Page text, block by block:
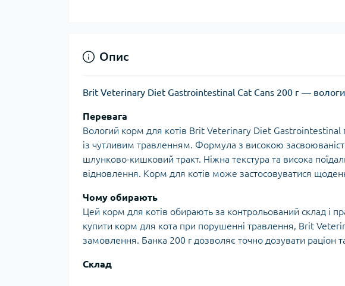
Опис
Brit Veterinary Diet Gastrointestinal Cat Cans 200 г —
Перевага
Вологий корм для котів Brit Veterinary Diet Gastrointestinal
із чутливим травленням. Формула з високою
шлунково-кишковий тракт. Ніжна текстура та висока
відновлення. Корм для котів може застосовуватися
Чому обирають
Цей корм для котів обирають за контрольований склад і
купити корм для кота при порушенні травлення, Brit
замовлення. Банка 200 г дозволяє точно дозувати раціон
Склад